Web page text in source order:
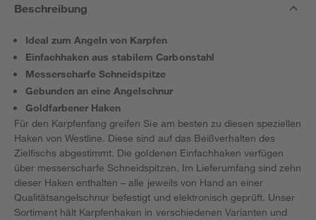
Beschreibung
Ideal zum Angeln von Karpfen
Einfachhaken aus stabilem Carbonstahl
Messerscharfe Schneidspitze
Gebunden an eine Angelschnur
Goldfarbener Haken
Für den Karpfenfang greifen Sie am besten zu diesen speziellen
Haken von Westline. Diese sind auf das Beißverhalten des
Zielfischs abgestimmt. Die goldenen Einfachhaken verfügen
über messerscharfe Schneidspitzen. Im Lieferumfang sind zehn
dieser Haken enthalten – alle jeweils von Hand an einer
Qualitätsangelschnur befestigt und elektronisch geprüft. Unser
Sortiment hält Karpfenhaken in verschiedenen Varianten und